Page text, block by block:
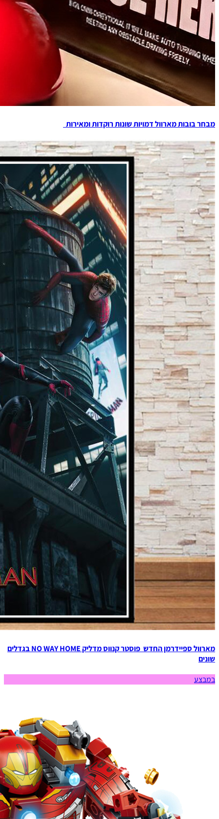
מבחר בובות מארוול דמויות שונות רוקדות ומאירות
מארוול ספיידרמן החדש פוסטר קנווס מדליק NO WAY HOME בגדלים
שונים
במבצע